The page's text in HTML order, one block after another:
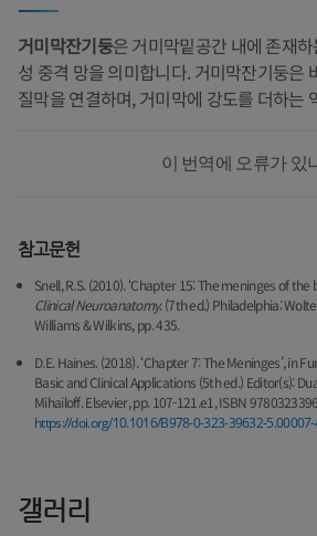
거미막잔기둥은 거미막밑공간 내에 존재
성 중격 망을 의미합니다. 거미막잔기둥은
질막을 연결하며, 거미막에 강도를 더하는
이 번역에 오류가 있
참고문헌
Snell, R.S. (2010). ‘Chapter 15: The meninges of the
Clinical Neuroanatomy. (7th ed.) Philadelphia:
Williams & Wilkins, pp. 435.
D.E. Haines. (2018). ‘Chapter 7: The Meninges’, in
Basic and Clinical Applications (5th ed.) Editor(s):
Mihailoff. Elsevier, pp. 107-121.e1, ISBN
https://doi.org/10.1016/B978-0-323-39632-
갤러리